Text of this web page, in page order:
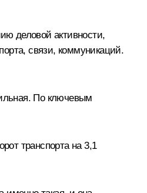
деловой активности,
связи, коммуникаций.
По ключевым
транспорта на 3,1